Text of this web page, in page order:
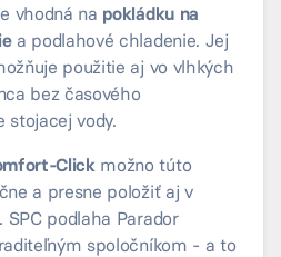
vhodná na pokládku na
a podlahové chladenie. Jej
použitie aj vo vlhkých
bez časového
stojacej vody.
Click možno túto
a presne položiť aj v
podlaha Parador
spoločníkom - a to